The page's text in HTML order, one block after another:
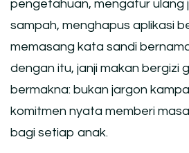
pengetahuan, mengatur ulang
sampah, menghapus aplikasi
memasang kata sandi
dengan itu, janji makan bergizi
bermakna: bukan jargon
komitmen nyata memberi
bagi setiap anak.